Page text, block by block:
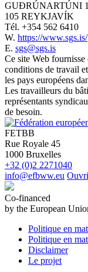
GUÐRÚNARTÚNI 1
105 REYKJAVÍK
Tél. +354 562 6410
W. https://www.sgs.is/
E. sgs@sgs.is
Ce site Web fournisse
conditions de travail
les pays européens
Les travailleurs du
représentants
de besoin.
FETBB
Rue Royale 45
1000 Bruxelles
+32 (0)2 2271040
info@efbww.eu
Co-financed
by the European
Politique en
Politique en
Disclaimer
Le projet